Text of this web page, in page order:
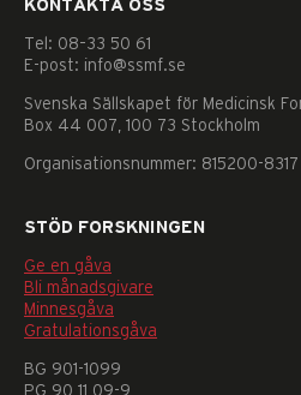
KONTAKTA OSS
Tel: 08–33 50 61
E-post: info@ssmf.se
Svenska Sällskapet för Medicinsk
Box 44 007, 100 73 Stockholm
Organisationsnummer: 815200-8317
STÖD FORSKNINGEN
Ge en gåva
Bli månadsgivare
Minnesgåva
Gratulationsgåva
BG 901-1099
PG 90 11 09-9
Nödvändiga
Dessa